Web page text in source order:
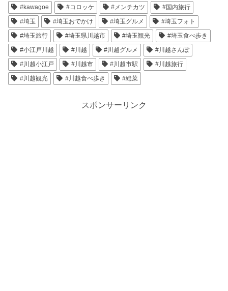
#kawagoe #コロッケ #メンチカツ
#国内旅行
#埼玉
#埼玉おでかけ #埼玉グルメ
#埼玉フォト
#埼玉旅行
#埼玉県川越市 #埼玉観光
#埼玉食べ歩き
#小江戸川越
#川越 #川越グルメ
#川越さんぽ
#川越小江戸
#川越市 #川越市駅
#川越旅行
#川越観光
#川越食べ歩き #総菜
スポンサーリンク